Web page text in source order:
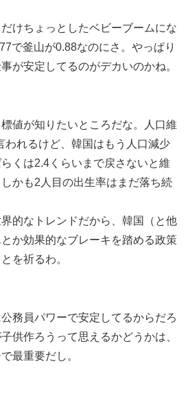
けちょっとしたベビーブームにな
で釜山が0.88なのにさ。やっぱり
が安定してるのがデカいのかね。
値が知りたいところだな。人口維
われるけど、韓国はもう人口減少
くは2.4くらいまで戻さないと維
かも2人目の出生率はまだ落ち続
的なトレンドだから、韓国（と他
か効果的なブレーキを踏める政策
を祈るわ。
務員パワーで安定してるからだろ
供作ろうって思えるかどうかは、
最重要だし。